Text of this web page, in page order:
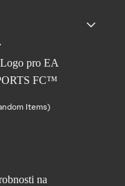
Items)
na